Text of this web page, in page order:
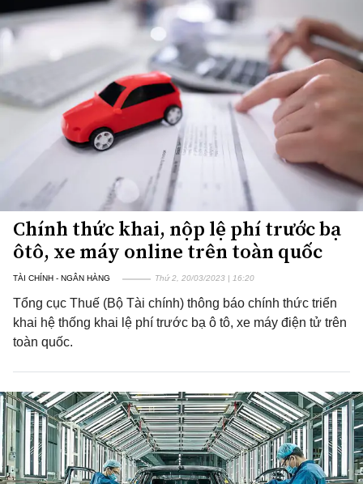
Chính thức khai, nộp lệ phí trước bạ
ôtô, xe máy online trên toàn quốc
TÀI CHÍNH - NGÂN HÀNG Thứ 2, 20/03/2023 | 16:20
Tổng cục Thuế (Bộ Tài chính) thông báo chính thức triển
khai hệ thống khai lệ phí trước bạ ô tô, xe máy điện tử trên
toàn quốc.